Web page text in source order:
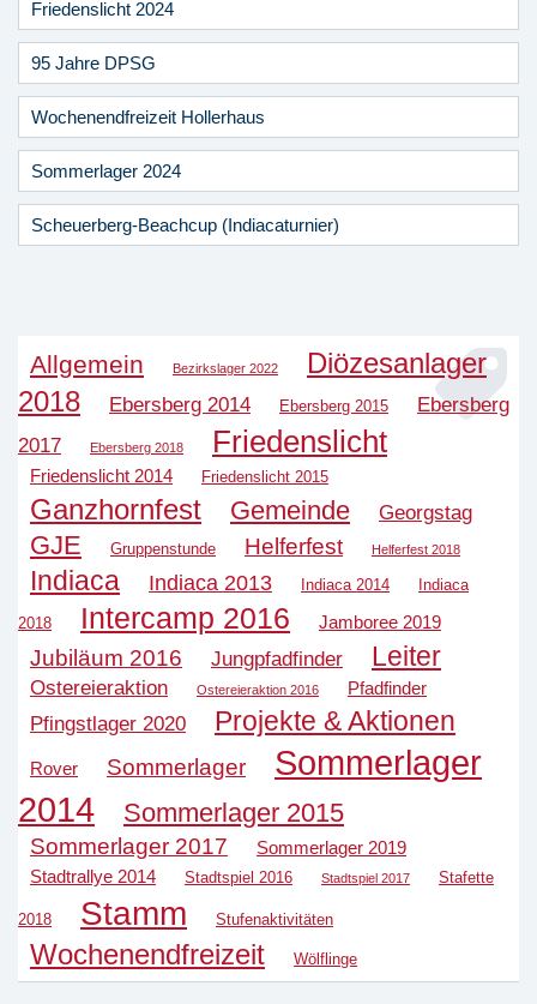
Friedenslicht 2024
95 Jahre DPSG
Wochenendfreizeit Hollerhaus
Sommerlager 2024
Scheuerberg-Beachcup (Indiacaturnier)
Allgemein Bezirkslager 2022
Diözesanlager
2018
Ebersberg 2014 Ebersberg 2015
Ebersberg
2017
Ebersberg 2018 Friedenslicht
Friedenslicht 2014 Friedenslicht 2015
Ganzhornfest Gemeinde Georgstag
GJE Gruppenstunde Helferfest Helferfest 2018
Indiaca Indiaca 2013 Indiaca 2014 Indiaca
2018 Intercamp 2016 Jamboree 2019
Jubiläum 2016 Jungpfadfinder Leiter
Ostereieraktion Ostereieraktion 2016 Pfadfinder
Pfingstlager 2020 Projekte & Aktionen
Rover Sommerlager
Sommerlager
2014
Sommerlager 2015
Sommerlager 2017
Sommerlager 2019
Stadtrallye 2014
Stadtspiel 2016 Stadtspiel 2017 Stafette
2018 Stamm Stufenaktivitäten
Wochenendfreizeit Wölflinge